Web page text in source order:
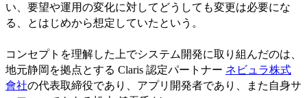
い、要望や運用の変化に対してどうしても変更は必要にな
る、とはじめから想定していたという。
コンセプトを理解した上でシステム開発に取り組んだのは、
地元静岡を拠点とする Claris 認定パートナー ネビュラ株式
會社の代表取締役であり、アプリ開発者であり、また自身サ